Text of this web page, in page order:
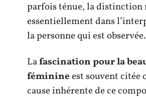
parfois ténue, la distinction
essentiellement dans
la personne qui est observée.
Lafascination pour la
féminineest souvent citée
cause inhérente de ce